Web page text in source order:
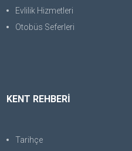
Evlilik Hizmetleri
Otobüs Seferleri
KENT REHBERİ
Tarihçe